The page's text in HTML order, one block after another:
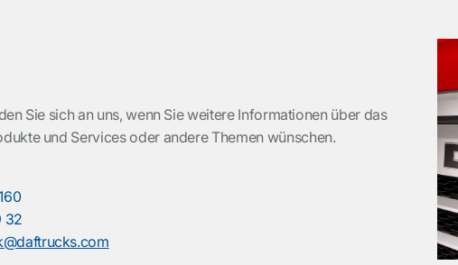
Sie sich an uns, wenn Sie weitere Informationen über das
und Services oder andere Themen wünschen.
32